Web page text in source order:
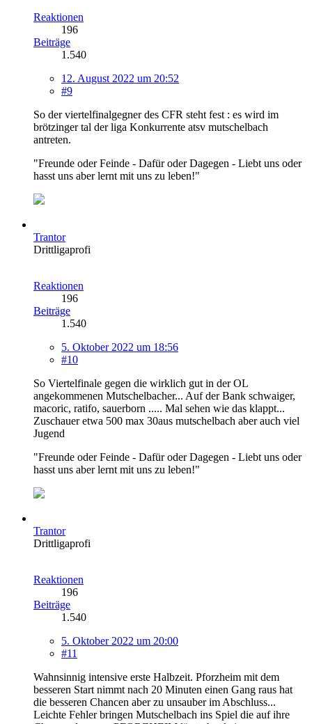
Reaktionen
196
Beiträge
1.540
12. August 2022 um 20:52
#9
So der viertelfinalgegner des CFR steht fest : es wird im
brötzinger tal der liga Konkurrente atsv mutschelbach
antreten.
"Freunde oder Feinde - Dafür oder Dagegen - Liebt uns oder
hasst uns aber lernt mit uns zu leben!"
Trantor
Drittligaprofi
Reaktionen
196
Beiträge
1.540
5. Oktober 2022 um 18:56
#10
So Viertelfinale gegen die wirklich gut in der OL
angekommenen Mutschelbacher... Auf der Bank schwaiger,
macoric, ratifo, sauerborn ..... Mal sehen wie das klappt...
Zuschauer etwa 500 max 30aus mutschelbach aber auch viel
Jugend
"Freunde oder Feinde - Dafür oder Dagegen - Liebt uns oder
hasst uns aber lernt mit uns zu leben!"
Trantor
Drittligaprofi
Reaktionen
196
Beiträge
1.540
5. Oktober 2022 um 20:00
#11
Wahnsinnig intensive erste Halbzeit. Pforzheim mit dem
besseren Start nimmt nach 20 Minuten einen Gang raus hat
die besseren Chancen aber zu unsauber im Abschluss...
Leichte Fehler bringen Mutschelbach ins Spiel die auf ihre